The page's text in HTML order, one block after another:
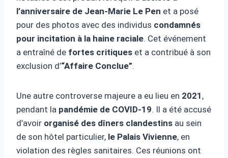
l’anniversaire de Jean-Marie Le Pen et a posé
pour des photos avec des individus condamnés
pour incitation à la haine raciale. Cet événement
a entraîné de fortes critiques et a contribué à son
exclusion d’“Affaire Conclue”.
Une autre controverse majeure a eu lieu en 2021 ,
pendant la pandémie de COVID-19. Il a été accusé
d’avoir organisé des dîners clandestins au sein
de son hôtel particulier, le Palais Vivienne, en
violation des règles sanitaires. Ces réunions ont